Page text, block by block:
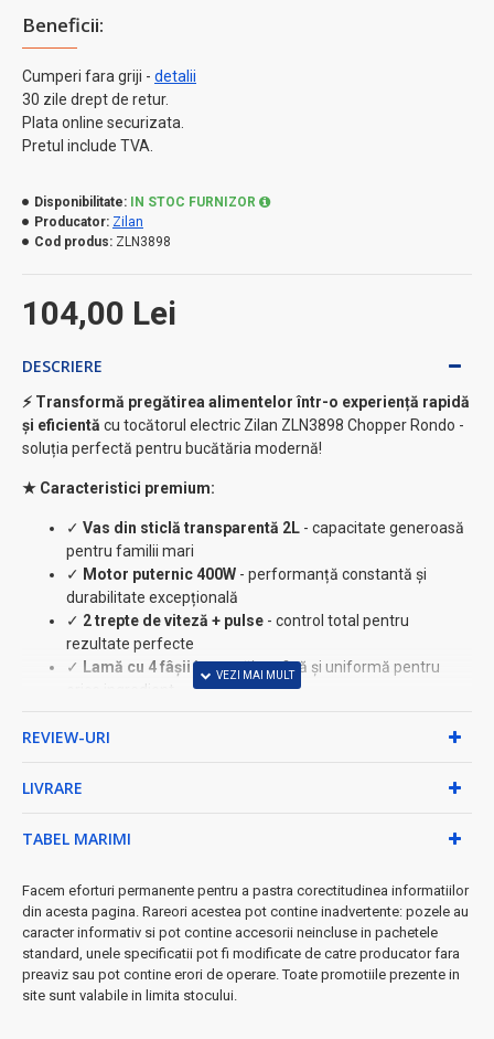
Beneficii:
Cumperi fara griji - detalii
30 zile drept de retur.
Plata online securizata.
Pretul include TVA.
104,00 Lei
Disponibilitate:
IN STOC FURNIZOR
Producator: Zilan
Cod produs: ZLN3898
DESCRIERE
⚡ Transformă pregătirea alimentelor într-o experiență rapidă
și eficientă cu tocătorul electric Zilan ZLN3898 Chopper Rondo -
soluția perfectă pentru bucătăria modernă!
★ Caracteristici premium:
✓ Vas din sticlă transparentă 2L - capacitate generoasă
pentru familii mari
✓ Motor puternic 400W - performanță constantă și
durabilitate excepțională
✓ 2 trepte de viteză + pulse - control total pentru
rezultate perfecte
✓ Lamă cu 4 fâșii inox- tăiere fină și uniformă pentru
rezistent
utilizare
verdețuri
Economie de timp
- pregătește rapid ingrediente pentru
supe, salate, sosuri
•Ușor de curățat- componente lavabile în mașina de
vase
•Stabilitate perfectă- piciorușe antiderapante
REVIEW-URI
LIVRARE
TABEL MARIMI
Facem eforturi permanente pentru a pastra corectitudinea informatiilor
din acesta pagina. Rareori acestea pot contine inadvertente: pozele au
caracter informativ si pot contine accesorii neincluse in pachetele
standard, unele specificatii pot fi modificate de catre producator fara
preaviz sau pot contine erori de operare. Toate promotiile prezente in
site sunt valabile in limita stocului.